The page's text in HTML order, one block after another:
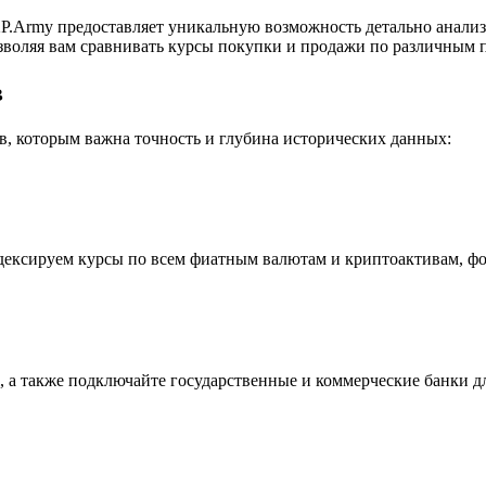
предоставляет уникальную возможность детально
вам сравнивать курсы покупки и продажи по различным
которым важна точность и глубина исторических данных:
курсы по всем фиатным валютам и криптоактивам,
также подключайте государственные и коммерческие банки